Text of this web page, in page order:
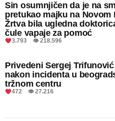
Sin osumnjičen da je na
pretukao majku na Novom
Žrtva bila ugledna
čule vapaje za pomoć
3.793 👁 218.596
Privedeni Sergej
nakon incidenta u
tržnom centru
472 👁 27.216